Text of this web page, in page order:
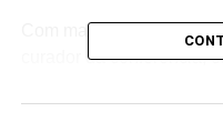
Com mais de quatro
curador da conferência,
tecnológicas no